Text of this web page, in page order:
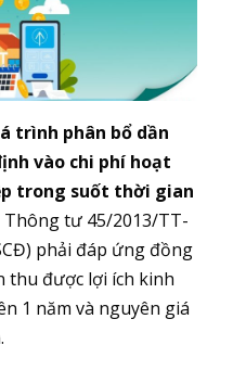
trình phân bổ dần
vào chi phí hoạt
trong suốt thời gian
Thông tư 45/2013/TT-
phải đáp ứng đồng
thu được lợi ích kinh
1 năm và nguyên giá